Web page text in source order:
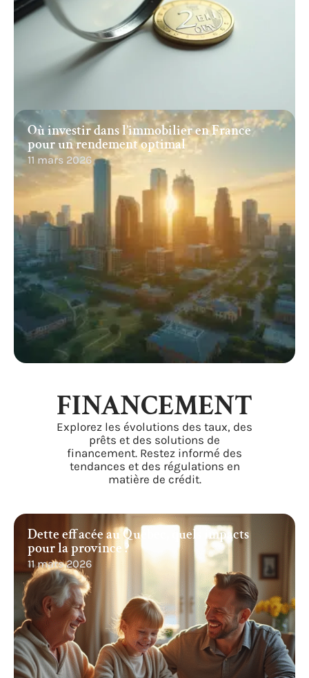
Où investir dans l’immobilier en France
pour un rendement optimal
11 mars 2026
FINANCEMENT
Explorez les évolutions des taux, des
prêts et des solutions de
financement. Restez informé des
tendances et des régulations en
matière de crédit.
Dette effacée au Québec, quels impacts
pour la province ?
11 mars 2026